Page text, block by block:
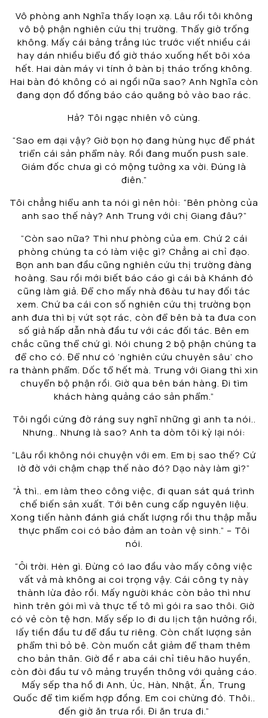
Vô phòng anh Nghĩa thấy loạn xạ. Lâu rồi tôi không
vô bộ phận nghiên cứu thị trường. Thấy giờ trống
không. Mấy cái bảng trắng lúc trước viết nhiều cái
hay dán nhiều biểu đồ giờ tháo xuống hết bôi xóa
hết. Hai dàn máy vi tính ở bàn bị tháo trống không.
Hai bàn đó không có ai ngồi nữa sao? Anh Nghĩa còn
đang dọn đồ đống báo cáo quăng bỏ vào bao rác.
Hả? Tôi ngạc nhiên vô cùng.
“Sao em dại vậy? Giờ bọn họ đang hùng hục để phát
triển cái sản phẩm này. Rồi đang muốn push sale.
Giám đốc chưa gì có mộng tưởng xa vời. Đúng là
điên.”
Tôi chẳng hiểu anh ta nói gì nên hỏi: “Bên phòng của
anh sao thế này? Anh Trung với chị Giang đâu?”
“Còn sao nữa? Thì như phòng của em. Chứ 2 cái
phòng chúng ta có làm việc gì? Chẳng ai chỉ đạo.
Bọn anh ban đầu cũng nghiên cứu thị trường đàng
hoàng. Sau rồi mới biết báo cáo gì cái bà Khánh đó
cũng làm giả. Để cho mấy nhà đ6àu tư hay đối tác
xem. Chứ ba cái con số nghiên cứu thị trường bọn
anh đưa thì bị vứt sọt rác, còn để bên bà ta đưa con
số giả hấp dẫn nhà đầu tư với các đối tác. Bên em
chắc cũng thể chứ gì. Nói chung 2 bộ phận chúng ta
để cho có. Để như có ‘nghiên cứu chuyên sâu’ cho
ra thành phẩm. Dốc tổ hết mà. Trung với Giang thì xin
chuyển bộ phận rồi. Giờ qua bên bán hàng. Đi tìm
khách hàng quảng cáo sản phẩm.”
Tôi ngồi cứng đờ ráng suy nghĩ những gì anh ta nói..
Nhưng.. Nhưng là sao? Anh ta dòm tôi kỳ lại nói:
“Lâu rồi không nói chuyện với em. Em bị sao thế? Cứ
lờ đờ với chậm chạp thế nào đó? Dạo này làm gì?”
“À thì.. em làm theo công việc, đi quan sát quá trình
chế biến sản xuất. Tới bên cung cấp nguyên liệu.
Xong tiến hành đánh giá chất lượng rồi thu thập mẫu
thực phẩm coi có bảo đảm an toàn vệ sinh.” – Tôi
nói.
“Ôi trời. Hèn gì. Đừng có lao đầu vào mấy công việc
vất vả mà không ai coi trọng vậy. Cái công ty này
thành lừa đảo rồi. Mấy người khác còn bảo thì như
hình trên gói mì và thực tế tô mì gói ra sao thôi. Giờ
có vẻ còn tệ hơn. Mấy sếp lo đi du lịch tận hưởng rồi,
lấy tiền đầu tư để đầu tư riêng. Còn chất lượng sản
phẩm thì bỏ bê. Còn muốn cắt giảm để tham thêm
cho bản thân. Giờ đề r aba cái chỉ tiêu hão huyền,
còn đòi đầu tư vô mảng truyền thông với quảng cáo.
Mấy sếp tha hồ đi Anh, Úc, Hàn, Nhật, Ấn, Trung
Quốc để tìm kiếm hợp đồng. Em coi chừng đó. Thôi..
đến giờ ăn trưa rồi. Đi ăn trưa đi.”